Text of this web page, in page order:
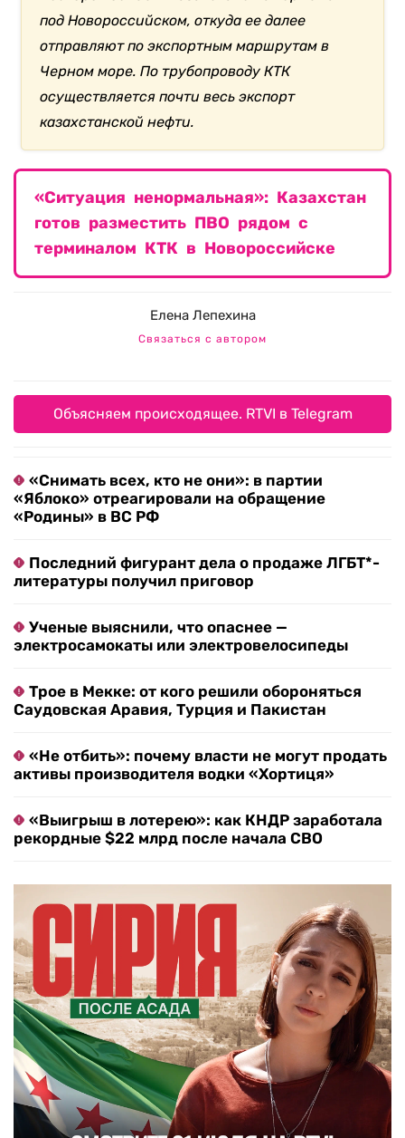
под Новороссийском, откуда ее далее
отправляют по экспортным маршрутам в
Черном море. По трубопроводу КТК
осуществляется почти весь экспорт
казахстанской нефти.
«Ситуация ненормальная»: Казахстан
готов разместить ПВО рядом с
терминалом КТК в Новороссийске
Елена Лепехина
Связаться с автором
Объясняем происходящее. RTVI в Telegram
«Снимать всех, кто не они»: в партии
«Яблоко» отреагировали на обращение
«Родины» в ВС РФ
Последний фигурант дела о продаже ЛГБТ*-
литературы получил приговор
Ученые выяснили, что опаснее —
электросамокаты или электровелосипеды
Трое в Мекке: от кого решили обороняться
Саудовская Аравия, Турция и Пакистан
«Не отбить»: почему власти не могут продать
активы производителя водки «Хортиця»
«Выигрыш в лотерею»: как КНДР заработала
рекордные $22 млрд после начала СВО